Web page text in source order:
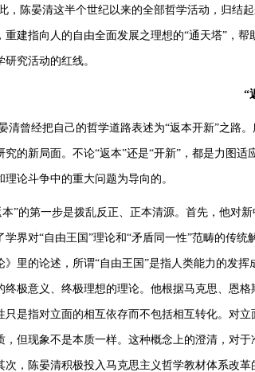
，陈晏清这半个世纪以来的全部哲学活动，归结
重建指向人的自由全面发展之理想的“通天塔”，
研究活动的红线。
“
清曾经把自己的哲学道路表述为“返本开新”之路
究的新局面。不论“返本”还是“开新”，都是力图
理论斗争中的重大问题为导向的。
本”的第一步是拨乱反正、正本清源。首先，他对
学界对“自由王国”理论和“矛盾同一性”范畴的传
》里的论述，所谓“自由王国”是指人类能力的发
终极意义、终极理想的理论。他根据马克思、恩
只是指对立面的相互依存而不包括相互转化。对
，但现象不是本质一样。这种概念上的澄清，对
次，陈晏清积极投入马克思主义哲学教材体系改